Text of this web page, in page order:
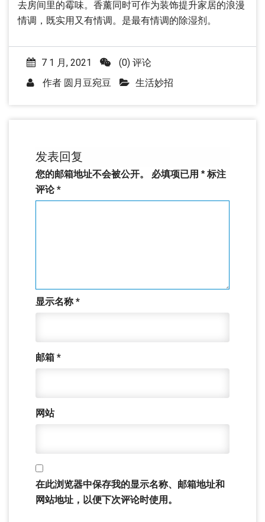
去房间里的霉味。香薰同时可作为装饰提升家居的浪漫
情调，既实用又有情调。是最有情调的除湿剂。
7 1 月, 2021
(0) 评论
作者 圆月豆宛豆 生活妙招
发表回复
您的邮箱地址不会被公开。 必填项已用 * 标注
评论*
显示名称*
邮箱 *
网站
在此浏览器中保存我的显示名称、邮箱地址和
网站地址，以便下次评论时使用。